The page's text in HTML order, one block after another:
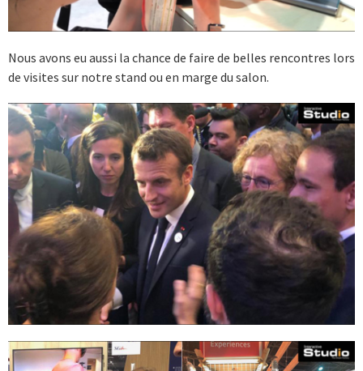
Nous avons eu aussi la chance de faire de belles rencontres lors
de visites sur notre stand ou en marge du salon.